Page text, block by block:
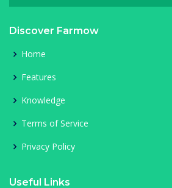
Discover Farmow
Home
Features
Knowledge
Terms of Service
Privacy Policy
Useful Links